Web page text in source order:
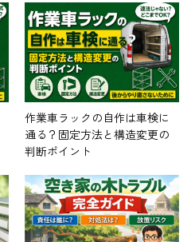
作業車ラックの自作は車検に
通る？固定方法と構造変更の
判断ポイント